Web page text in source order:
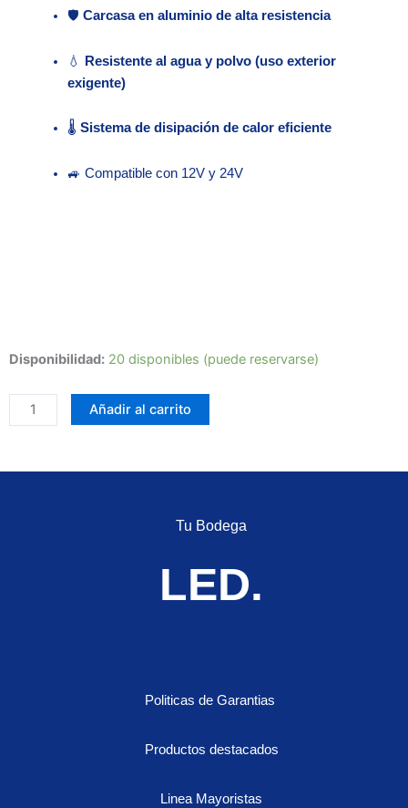
🛡️ Carcasa en aluminio de alta resistencia
💧
Resistente al agua y polvo (uso exterior
exigente)
🌡️ Sistema de disipación de calor eficiente
🚙 Compatible con 12V y 24V
Disponibilidad: 20 disponibles (puede reservarse)
TB-
EXPLORADORA
LED
DE
Añadir al carrito
Tu Bodega
LED.
Politicas de Garantias
Productos destacados
Linea Mayoristas